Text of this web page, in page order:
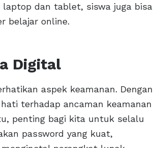
dan tablet, siswa juga bisa
belajar online.
Digital
aspek keamanan. Dengan
terhadap ancaman keamanan
penting bagi kita untuk selalu
password yang kuat,